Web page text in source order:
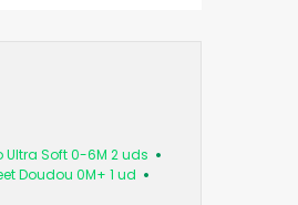
Ultra Soft 0-6M 2 uds
Doudou 0M+ 1 ud